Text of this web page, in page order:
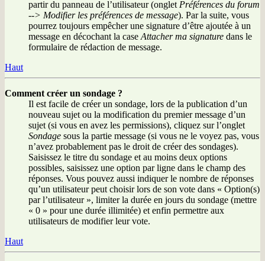
partir du panneau de l’utilisateur (onglet Préférences du forum
--> Modifier les préférences de message). Par la suite, vous
pourrez toujours empêcher une signature d’être ajoutée à un
message en décochant la case Attacher ma signature dans le
formulaire de rédaction de message.
Haut
Comment créer un sondage ?
Il est facile de créer un sondage, lors de la publication d’un
nouveau sujet ou la modification du premier message d’un
sujet (si vous en avez les permissions), cliquez sur l’onglet
Sondage sous la partie message (si vous ne le voyez pas, vous
n’avez probablement pas le droit de créer des sondages).
Saisissez le titre du sondage et au moins deux options
possibles, saisissez une option par ligne dans le champ des
réponses. Vous pouvez aussi indiquer le nombre de réponses
qu’un utilisateur peut choisir lors de son vote dans « Option(s)
par l’utilisateur », limiter la durée en jours du sondage (mettre
« 0 » pour une durée illimitée) et enfin permettre aux
utilisateurs de modifier leur vote.
Haut